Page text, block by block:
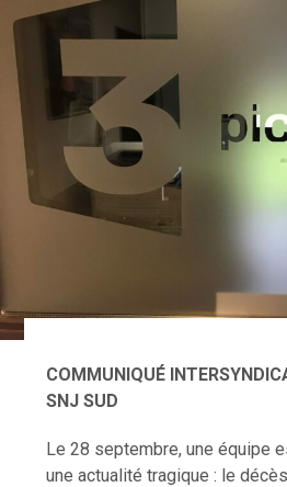
COMMUNIQUÉ
SNJ SUD
Le 28 septembre, une équipe
une actualité tragique : le